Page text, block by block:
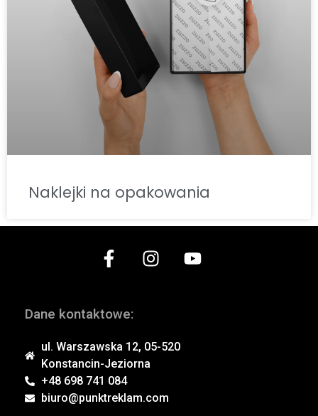
Naklejki na opakowania
Dane kontaktowe:
ul. Warszawska 12, 05-520
Konstancin-Jeziorna
+48 698 741 084
biuro@punktreklam.com